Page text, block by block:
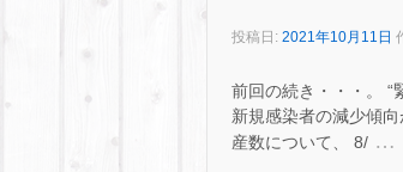
投稿日: 2021年10月11日
前回の続き・・・。 “
新規感染者の減少傾
産数について、 8/ …